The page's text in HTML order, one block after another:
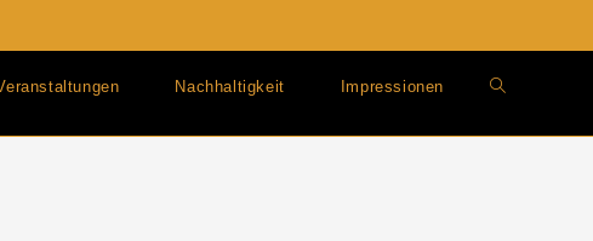
Nachhaltigkeit Impressionen Website-